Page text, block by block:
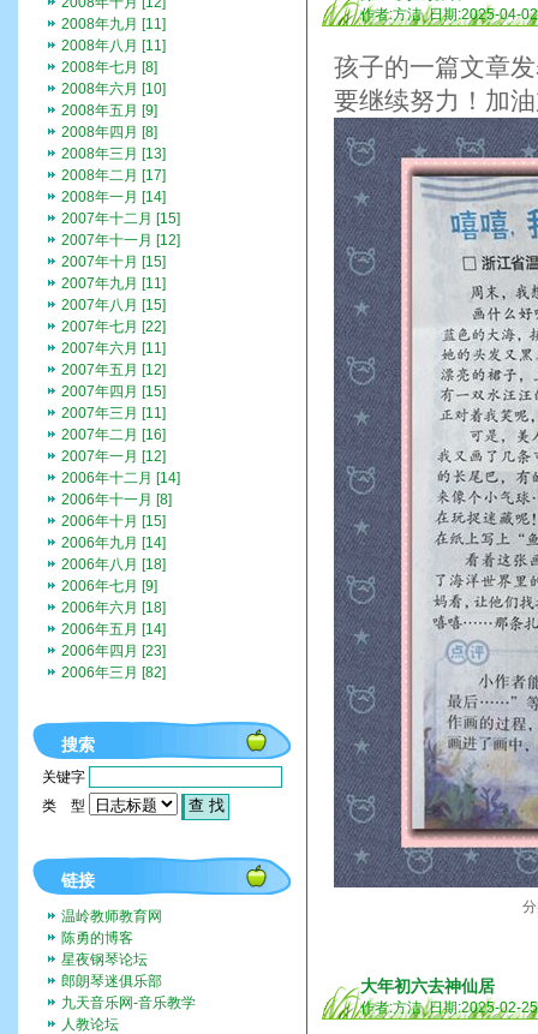
作者:方洁 日期:2025-04-02
孩子的一篇文章
要继续努力！加
大年初六去神仙居
作者:方洁 日期:2025-02-25
2008年九月 [11]
2008年八月 [11]
2008年七月 [8]
2008年六月 [10]
2008年五月 [9]
2008年四月 [8]
2008年三月 [13]
2008年二月 [17]
2008年一月 [14]
2007年十二月 [15]
2007年十一月 [12]
2007年十月 [15]
2007年九月 [11]
2007年八月 [15]
2007年七月 [22]
2007年六月 [11]
2007年五月 [12]
2007年四月 [15]
2007年三月 [11]
2007年二月 [16]
2007年一月 [12]
2006年十二月 [14]
2006年十一月 [8]
2006年十月 [15]
2006年九月 [14]
2006年八月 [18]
2006年七月 [9]
2006年六月 [18]
2006年五月 [14]
2006年四月 [23]
2006年三月 [82]
搜索
关键字
类 型
链接
温岭教师教育网
陈勇的博客
星夜钢琴论坛
郎朗琴迷俱乐部
九天音乐网-音乐教学
人教论坛